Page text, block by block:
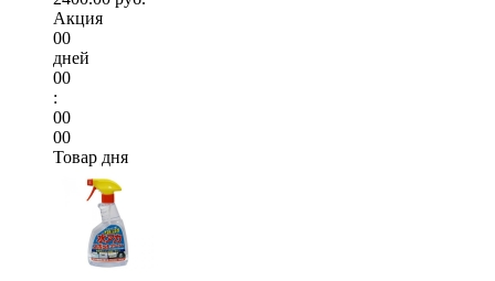
Акция
00
дней
00
:
00
00
Товар дня